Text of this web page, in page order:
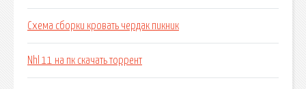
Схема сборки кровать чердак пикник
Nhl 11 на пк скачать торрент